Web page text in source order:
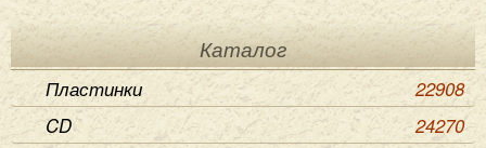
Каталог
Пластинки
22908
CD
24270